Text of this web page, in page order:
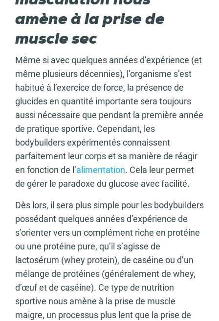
amène à la prise de
muscle sec
Même si avec quelques années d’expérience (et
même plusieurs décennies), l’organisme s’est
habitué à l’exercice de force, la présence de
glucides en quantité importante sera toujours
aussi nécessaire que pendant la première année
de pratique sportive. Cependant, les
bodybuilders expérimentés connaissent
parfaitement leur corps et sa manière de réagir
en fonction de l’alimentation. Cela leur permet
de gérer le paradoxe du glucose avec facilité.
Dès lors, il sera plus simple pour les bodybuilders
possédant quelques années d’expérience de
s’orienter vers un complément riche en protéine
ou une protéine pure, qu’il s’agisse de
lactosérum (whey protein), de caséine ou d’un
mélange de protéines (généralement de whey,
d’œuf et de caséine). Ce type de nutrition
sportive nous amène à la prise de muscle
maigre, un processus plus lent que la prise de